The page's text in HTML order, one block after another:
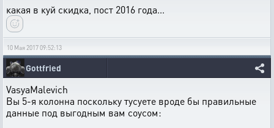
какая в куй скидка, пост 2016 года...
10 Мая 2017 09:52:13
Gottfried
VasyaMalevich
Вы 5-я колонна поскольку тусуете вроде бы правильные
данные под выгодным вам соусом: